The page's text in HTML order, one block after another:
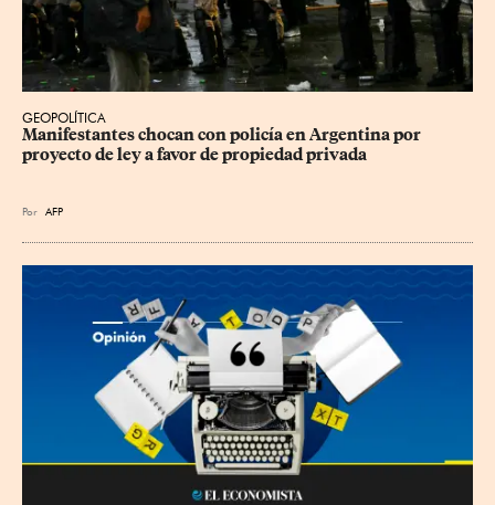
GEOPOLÍTICA
Manifestantes chocan con policía en Argentina por
proyecto de ley a favor de propiedad privada
Por AFP